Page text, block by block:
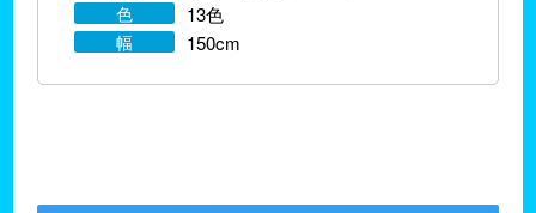
色 13色
幅 150cm